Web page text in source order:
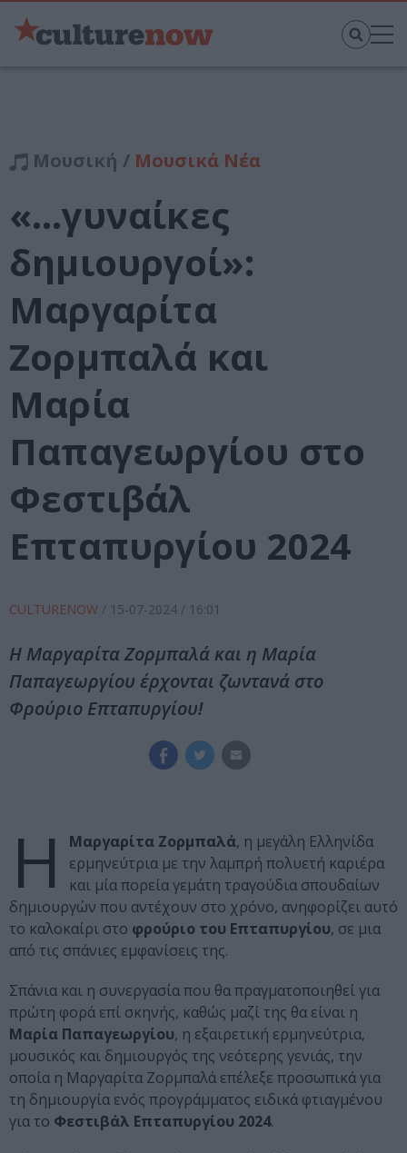
Μουσική / Μουσικά Νέα
«…γυναίκες
δημιουργοί»:
Μαργαρίτα
Ζορμπαλά και
Μαρία
Παπαγεωργίου στο
Φεστιβάλ
Επταπυργίου 2024
CULTURENOW / 15-07-2024 / 16:01
Η Μαργαρίτα Ζορμπαλά και η Μαρία
Παπαγεωργίου έρχονται ζωντανά στο
Φρούριο Επταπυργίου!
Η Μαργαρίτα Ζορμπαλά, η μεγάλη Ελληνίδα
ερμηνεύτρια με την λαμπρή πολυετή καριέρα
και μία πορεία γεμάτη τραγούδια σπουδαίων
δημιουργών που αντέχουν στο χρόνο, ανηφορίζει αυτό
το καλοκαίρι στο φρούριο του Επταπυργίου, σε μια
από τις σπάνιες εμφανίσεις της.
Σπάνια και η συνεργασία που θα πραγματοποιηθεί για
πρώτη φορά επί σκηνής, καθώς μαζί της θα είναι η
Μαρία Παπαγεωργίου, η εξαιρετική ερμηνεύτρια,
μουσικός και δημιουργός της νεότερης γενιάς, την
οποία η Μαργαρίτα Ζορμπαλά επέλεξε προσωπικά για
τη δημιουργία ενός προγράμματος ειδικά φτιαγμένου
για το Φεστιβάλ Επταπυργίου 2024.